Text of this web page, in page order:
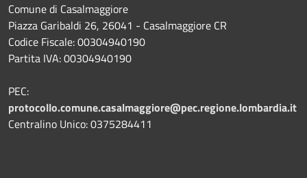
Comune di Casalmaggiore
Piazza Garibaldi 26, 26041 - Casalmaggiore CR
Codice Fiscale: 00304940190
Partita IVA: 00304940190
PEC:
protocollo.comune.casalmaggiore@pec.regione.lombardia.it
Centralino Unico: 0375284411